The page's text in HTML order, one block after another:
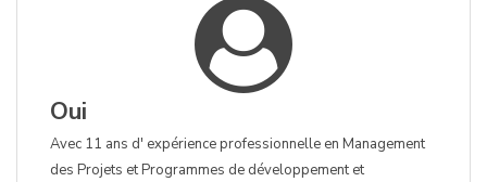
Oui
Avec 11 ans d' expérience professionnelle en Management
des Projets et Programmes de développement et